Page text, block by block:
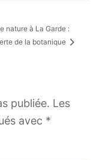
nature à La Garde :
de la botanique
publiée. Les
avec *